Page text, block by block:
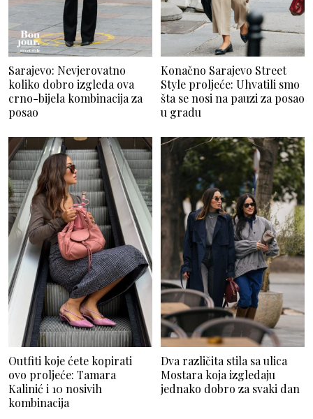
Sarajevo: Nevjerovatno
koliko dobro izgleda ova
crno-bijela kombinacija za
posao
Konačno Sarajevo Street
Style proljeće: Uhvatili smo
šta se nosi na pauzi za posao
u gradu
Outfiti koje ćete kopirati
ovo proljeće: Tamara
Kalinić i 10 nosivih
kombinacija
Dva različita stila sa ulica
Mostara koja izgledaju
jednako dobro za svaki dan